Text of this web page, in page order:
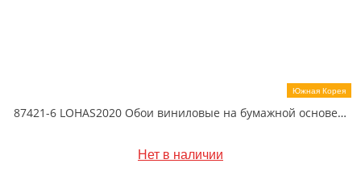
Южная Корея
87421-6 LOHAS2020 Обои виниловые на бумажной основе 1.06*15.5
Нет в наличии